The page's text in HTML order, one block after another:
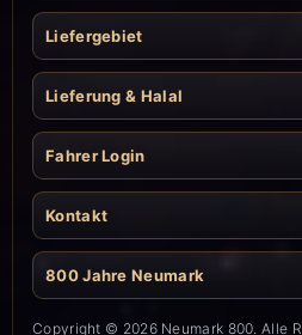
Liefergebiet
Lieferung & Halal
Fahrer Login
Kontakt
800 Jahre Neumark
Copyright © 2026 Neumark 800. Alle